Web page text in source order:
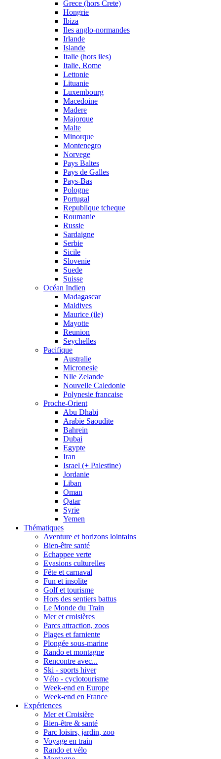
Grece (hors Crete)
Hongrie
Ibiza
Iles anglo-normandes
Irlande
Islande
Italie (hors iles)
Italie, Rome
Lettonie
Lituanie
Luxembourg
Macedoine
Madere
Majorque
Malte
Minorque
Montenegro
Norvege
Pays Baltes
Pays de Galles
Pays-Bas
Pologne
Portugal
Republique tcheque
Roumanie
Russie
Sardaigne
Serbie
Sicile
Slovenie
Suede
Suisse
Océan Indien
Madagascar
Maldives
Maurice (ile)
Mayotte
Reunion
Seychelles
Pacifique
Australie
Micronesie
Nlle Zelande
Nouvelle Caledonie
Polynesie francaise
Proche-Orient
Abu Dhabi
Arabie Saoudite
Bahrein
Dubai
Egypte
Iran
Israel (+ Palestine)
Jordanie
Liban
Oman
Qatar
Syrie
Yemen
Thématiques
Aventure et horizons lointains
Bien-être santé
Echappee verte
Evasions culturelles
Fête et carnaval
Fun et insolite
Golf et tourisme
Hors des sentiers battus
Le Monde du Train
Mer et croisières
Parcs attraction, zoos
Plages et farniente
Plongée sous-marine
Rando et montagne
Rencontre avec...
Ski - sports hiver
Vélo - cyclotourisme
Week-end en Europe
Week-end en France
Expériences
Mer et Croisière
Bien-être & santé
Parc loisirs, jardin, zoo
Voyage en train
Rando et vélo